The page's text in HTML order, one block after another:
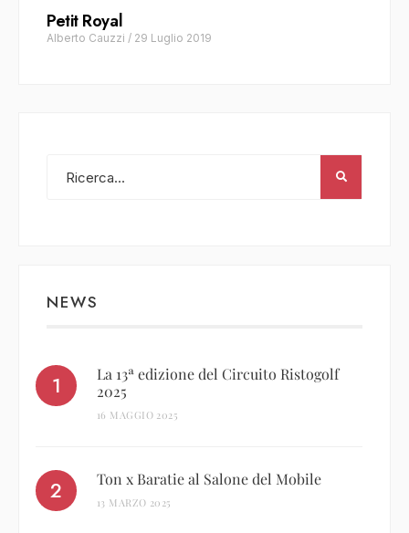
Petit Royal
Alberto Cauzzi / 29 Luglio 2019
NEWS
La 13ª edizione del Circuito Ristogolf
2025
16 MAGGIO 2025
Ton x Baratie al Salone del Mobile
13 MARZO 2025